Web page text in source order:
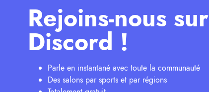
Rejoins-nous sur
Discord !
Parle en instantané avec toute la communauté
Des salons par sports et par régions